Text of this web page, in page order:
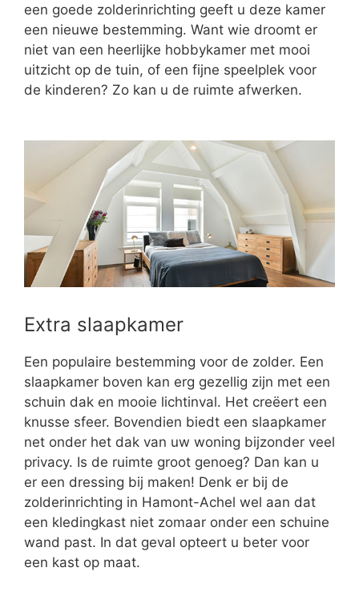
een goede zolderinrichting geeft u deze kamer
een nieuwe bestemming. Want wie droomt er
niet van een heerlijke hobbykamer met mooi
uitzicht op de tuin, of een fijne speelplek voor
de kinderen? Zo kan u de ruimte afwerken.
Extra slaapkamer
Een populaire bestemming voor de zolder. Een
slaapkamer boven kan erg gezellig zijn met een
schuin dak en mooie lichtinval. Het creëert een
knusse sfeer. Bovendien biedt een slaapkamer
net onder het dak van uw woning bijzonder veel
privacy. Is de ruimte groot genoeg? Dan kan u
er een dressing bij maken! Denk er bij de
zolderinrichting in Hamont-Achel wel aan dat
een kledingkast niet zomaar onder een schuine
wand past. In dat geval opteert u beter voor
een kast op maat.